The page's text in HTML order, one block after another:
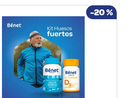
-20 %